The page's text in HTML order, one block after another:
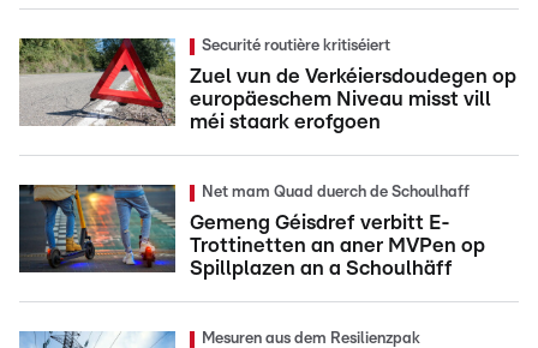
Securité routière kritiséiert
Zuel vun de Verkéiersdoudegen op
europäeschem Niveau misst vill
méi staark erofgoen
Net mam Quad duerch de Schoulhaff
Gemeng Géisdref verbitt E-
Trottinetten an aner MVPen op
Spillplazen an a Schoulhäff
Mesuren aus dem Resilienzpak